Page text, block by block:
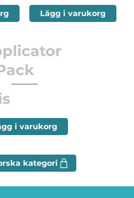
Lägg i varukorg
i varukorg